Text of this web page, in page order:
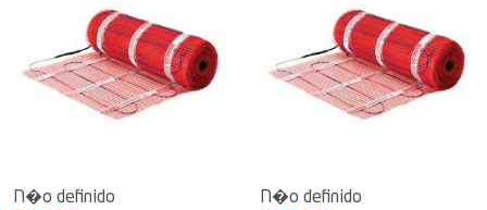
N�o definido N�o definido